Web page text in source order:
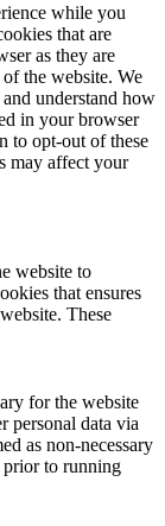
while you
that are
as they are
the website. We
understand how
in your browser
to opt-out of these
may affect your
website to
that ensures
These
for the website
personal data via
as non-necessary
prior to running